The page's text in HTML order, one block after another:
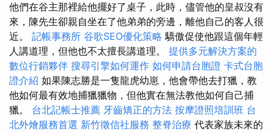
他們在谷主那裡給他擺好了桌子，此時，儘管他的皇叔沒有
來，陳先生卻親自坐在了他弟弟的旁邊，離他自己的客人很
近。 記帳事務所 谷歌SEO優化策略 驕傲促使他跟這個年輕
人講道理，但他也不太擅長講道理。 提供多元解決方案的
數位行銷夥伴 搜尋引擎如何運作 如何申請台胞證 卡式台胞
證介紹 如果陳志勝是一隻龍虎幼崽，他會帶他去打獵，教
他如何最有效地捕獵獵物，但他實在無法教他如何自己捕
獵。 台北記帳士推薦 牙齒矯正的方法 按摩證照培訓班 台
北外燴服務首選 新竹徵信社服務 整脊治療 代表家族未來的